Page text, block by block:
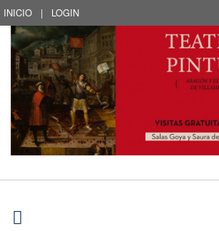
INICIO | LOGIN